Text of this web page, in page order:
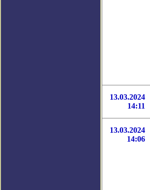
13.03.2024
14:11
13.03.2024
14:06